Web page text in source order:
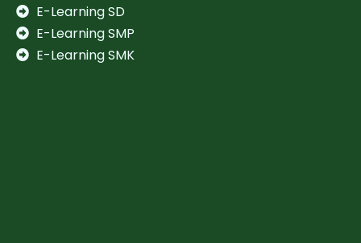
E-Learning SD
E-Learning SMP
E-Learning SMK